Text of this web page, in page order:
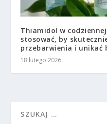
Thiamidol w
stosować, by
przebarwienia i unikać
18 lutego 2026